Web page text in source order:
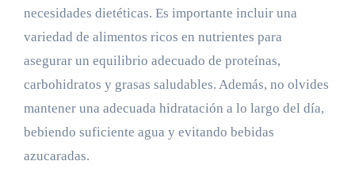
necesidades dietéticas. Es importante incluir una
variedad de alimentos ricos en nutrientes para
asegurar un equilibrio adecuado de proteínas,
carbohidratos y grasas saludables. Además, no olvides
mantener una adecuada hidratación a lo largo del día,
bebiendo suficiente agua y evitando bebidas
azucaradas.